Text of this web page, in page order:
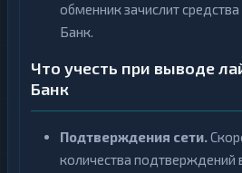
обменник зачислит
Банк.
Что учесть при выводе
Банк
Подтверждения сети.
количества подтверждений